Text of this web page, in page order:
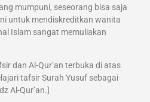
mumpuni, seseorang bisa saja
untuk mendiskreditkan wanita
Islam sangat memuliakan
dan Al-Qur’an terbuka di atas
tafsir Surah Yusuf sebagai
Al-Qur’an.]